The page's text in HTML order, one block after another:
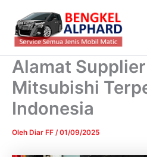
konten
Alamat
Mitsubishi
Indonesia
Oleh Diar FF /01/09/2025